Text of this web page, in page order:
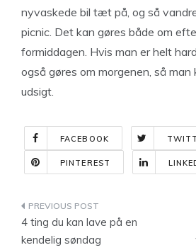
nyvaskede bil tæt på, og så
picnic. Det kan gøres både om
formiddagen. Hvis man er helt
også gøres om morgenen, så
udsigt.
FACEBOOK
PINTEREST
Indlægsnavigation
4 ting du kan lave på en
kendelig søndag